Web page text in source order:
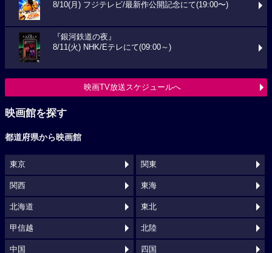
8/10(月) フジテレビ/最新作公開記念にて(19:00〜)
『銀河鉄道の夜』
8/11(火) NHK/Eテレにて(09:00～)
映画TV放送スケジュールへ
映画館を探す
都道府県から映画館
東京 関東
関西 東海
北海道 東北
甲信越 北陸
中国 四国